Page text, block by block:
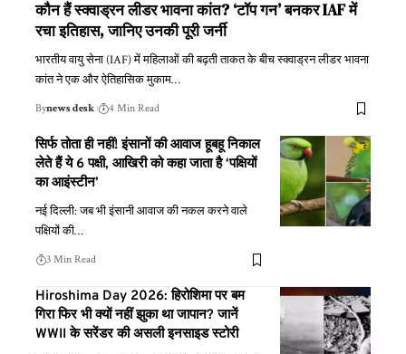
कौन हैं स्क्वाड्रन लीडर भावना कांत? ‘टॉप गन’ बनकर IAF में
रचा इतिहास, जानिए उनकी पूरी जर्नी
भारतीय वायु सेना (IAF) में महिलाओं की बढ़ती ताकत के बीच स्क्वाड्रन लीडर भावना
कांत ने एक और ऐतिहासिक मुकाम…
Bynews desk 4 Min Read
सिर्फ तोता ही नहीं! इंसानों की आवाज हूबहू निकाल
लेते हैं ये 6 पक्षी, आखिरी को कहा जाता है ‘पक्षियों
का आइंस्टीन’
नई दिल्ली: जब भी इंसानी आवाज की नकल करने वाले
पक्षियों की…
3 Min Read
Hiroshima Day 2026: हिरोशिमा पर बम
गिरा फिर भी क्यों नहीं झुका था जापान? जानें
WWII के सरेंडर की असली इनसाइड स्टोरी